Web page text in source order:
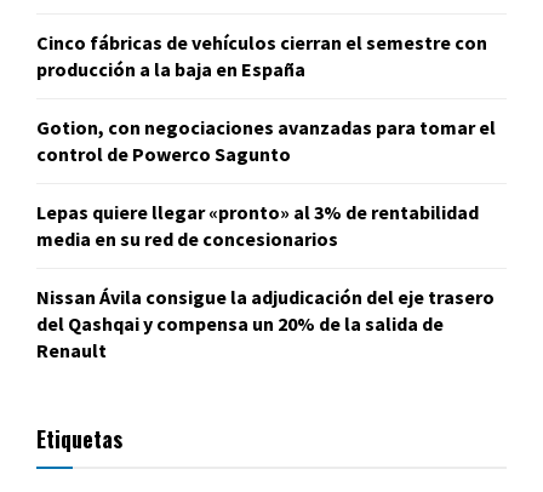
Cinco fábricas de vehículos cierran el semestre con
producción a la baja en España
Gotion, con negociaciones avanzadas para tomar el
control de Powerco Sagunto
Lepas quiere llegar «pronto» al 3% de rentabilidad
media en su red de concesionarios
Nissan Ávila consigue la adjudicación del eje trasero
del Qashqai y compensa un 20% de la salida de
Renault
Etiquetas